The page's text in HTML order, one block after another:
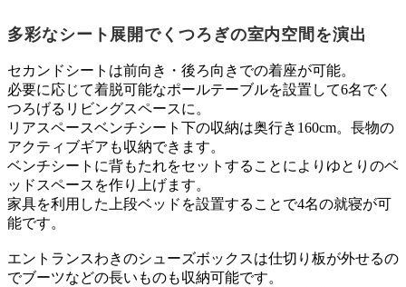
多彩なシート展開でくつろぎの室内空間を演出
セカンドシートは前向き・後ろ向きでの着座が可能。
必要に応じて着脱可能なポールテーブルを設置して6名でく
つろげるリビングスペースに。
リアスペースベンチシート下の収納は奥行き160cm。長物の
アクティブギアも収納できます。
ベンチシートに背もたれをセットすることによりゆとりのベ
ッドスペースを作り上げます。
家具を利用した上段ベッドを設置することで4名の就寝が可
能です。
エントランスわきのシューズボックスは仕切り板が外せるの
でブーツなどの長いものも収納可能です。